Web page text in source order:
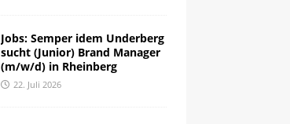
Jobs: Semper idem Underberg
sucht (Junior) Brand Manager
(m/w/d) in Rheinberg
22. Juli 2026